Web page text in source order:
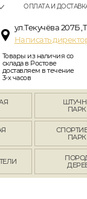
ОПЛАТА И
ул.Текучёва 207Б
Написать
Товары из наличия со
склада в Ростове
доставляем в течение
3-х часов